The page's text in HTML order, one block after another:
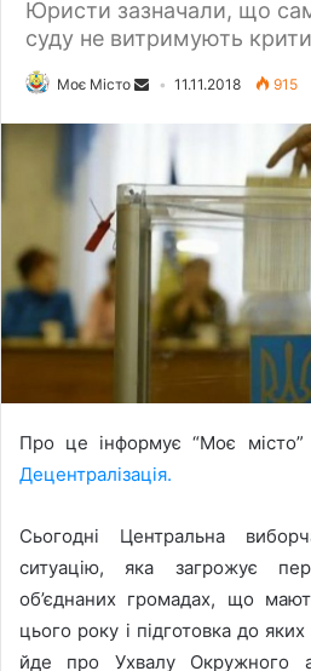
Юристи зазначали, що
суду не витримують
Моє Місто 11.11.2018 915
Про це інформує “Моє
Децентралізація.
Сьогодні Центральна
ситуацію, яка загрожує
об’єднаних громадах, що
цього року і підготовка до
йде про Ухвалу Окружного